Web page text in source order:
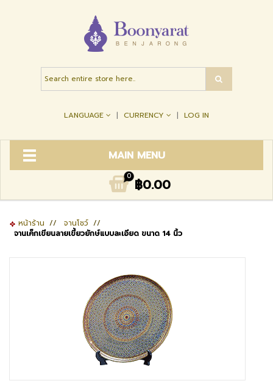
LANGUAGE CURRENCY LOG IN
MAIN MENU
0 ฿0.00
หน้าร้าน // จานโชว์ //
จานเค๊กเขียนลายเขี้ยวยักษ์แบบละเอียด ขนาด 14 นิ้ว